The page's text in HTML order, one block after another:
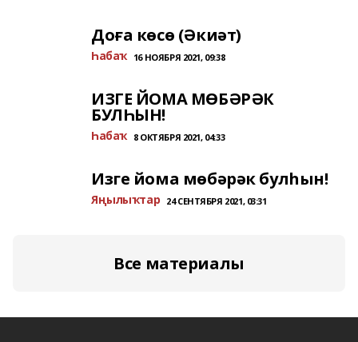
Доға көсө (Әкиәт)
Һабаҡ 16 НОЯБРЯ 2021, 09:38
ИЗГЕ ЙОМА МӨБӘРӘК
БУЛҺЫН!
Һабаҡ 8 ОКТЯБРЯ 2021, 04:33
Изге йома мөбәрәк булһын!
Яңылыҡтар 24 СЕНТЯБРЯ 2021, 03:31
Все материалы